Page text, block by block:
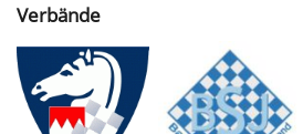
Verbände